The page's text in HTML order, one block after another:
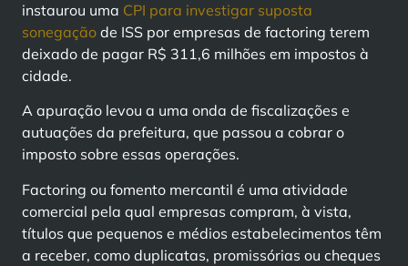
instaurou uma CPI para investigar suposta
sonegação de ISS por empresas de factoring terem
deixado de pagar R$ 311,6 milhões em impostos à
cidade.
A apuração levou a uma onda de fiscalizações e
autuações da prefeitura, que passou a cobrar o
imposto sobre essas operações.
Factoring ou fomento mercantil é uma atividade
comercial pela qual empresas compram, à vista,
títulos que pequenos e médios estabelecimentos têm
a receber, como duplicatas, promissórias ou cheques